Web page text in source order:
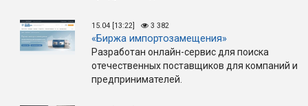
15.04 [13:22] 3 382
«Биржа импортозамещения»
Разработан онлайн-сервис для поиска
отечественных поставщиков для компаний и
предпринимателей.